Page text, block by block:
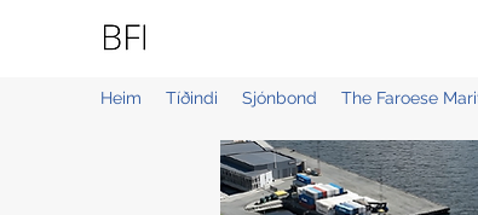
Heim Tíðindi Sjónbond The Faroese